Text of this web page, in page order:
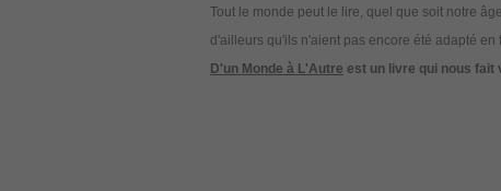
Tout le monde peut le lire, quel que soit notre
d'ailleurs qu'ils n'aient pas encore été adapté en
D'un Monde à L'Autre est un livre qui nous fait